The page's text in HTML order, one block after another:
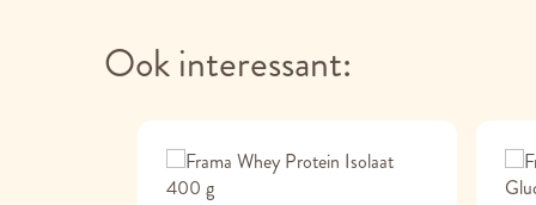
Ook interessant: